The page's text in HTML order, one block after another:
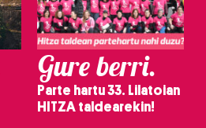
Gure berri.
Parte hartu 33. Lilatoian
HITZA taldearekin!